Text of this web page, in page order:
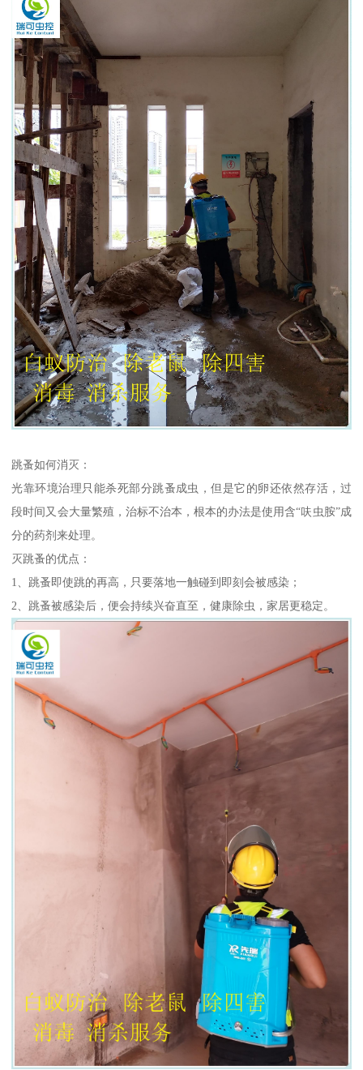
跳蚤如何消灭：
光靠环境治理只能杀死部分跳蚤成虫，但是它的卵还依然存活，过
段时间又会大量繁殖，治标不治本，根本的办法是使用含“呋虫胺”成
分的药剂来处理。
灭跳蚤的优点：
1、跳蚤即使跳的再高，只要落地一触碰到即刻会被感染；
2、跳蚤被感染后，便会持续兴奋直至，健康除虫，家居更稳定。